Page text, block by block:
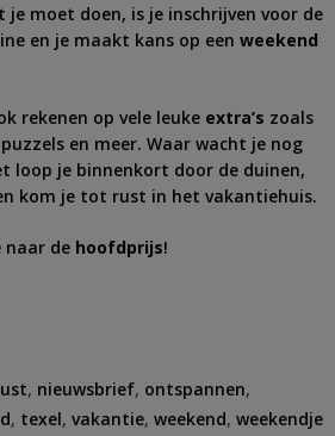
je moet doen, is je inschrijven voor de
en je maakt kans op een weekend
rekenen op vele leuke extra’s zoals
en meer. Waar wacht je nog
loop je binnenkort door de duinen,
kom je tot rust in het vakantiehuis.
naar de hoofdprijs!
, nieuwsbrief, ontspannen,
, texel, vakantie, weekend, weekendje